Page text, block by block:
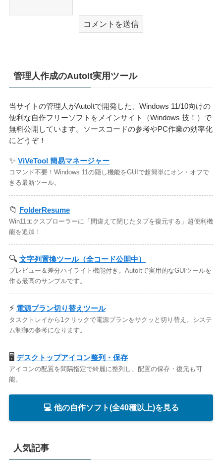
管理人作成のAutoIt実用ツール
当サイトの管理人がAutoItで開発した、Windows 11/10向けの
便利な自作フリーソフトをメインサイト（Windows 技！）で
無料公開しています。ソースコードの参考やPC作業の効率化
にどうぞ！
✨ ViVeTool 簡易マネージャー
コマンド不要！Windows 11の隠し機能をGUIで超簡単にオン・オフで
きる最新ツール。
📁 FolderResume
Win11エクスプローラーに「間違えて閉じたタブを復元する」超便利機
能を追加！
🔍 文字列置換ツール（全コード公開中）
プレビュー＆差分ハイライト機能付き。AutoItで実用的なGUIツールを
作る最高のサンプルです。
⚡ 電源プラン切り替えツール
タスクトレイから1クリックで電源プランをサクッと切り替え。システ
ム制御の参考になります。
🖥️ デスクトップアイコン整列・保存
アイコンの配置を間隔指定で綺麗に整列し、配置の保存・復元も可
能。
💻 他の自作ソフト(全40種以上)を見る
人気記事